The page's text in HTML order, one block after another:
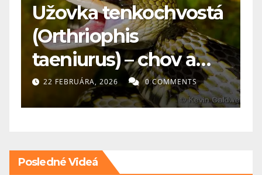
🐕 Maďarská vyžla: pre
koho je vhodná a čo
potrebuje?
20 FEBRUÁRA, 2026 0 COMMENTS
Posledné Videá